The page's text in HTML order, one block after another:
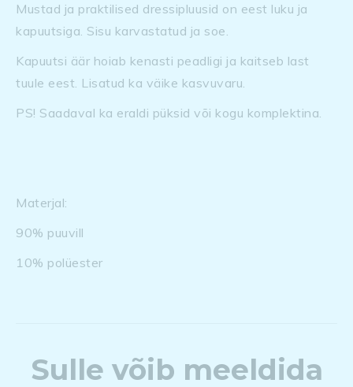
Mustad ja praktilised dressipluusid on eest luku ja
kapuutsiga. Sisu karvastatud ja soe.
Kapuutsi äär hoiab kenasti peadligi ja kaitseb last
tuule eest. Lisatud ka väike kasvuvaru.
PS! Saadaval ka eraldi püksid või kogu komplektina.
Materjal:
90% puuvill
10% polüester
Sulle võib meeldida